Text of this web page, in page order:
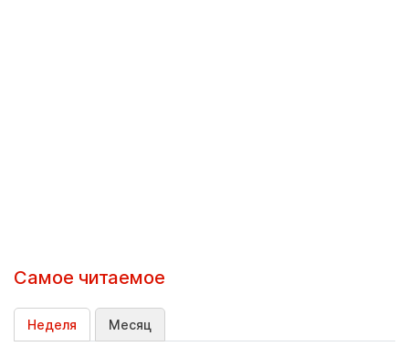
Самое читаемое
Неделя Месяц